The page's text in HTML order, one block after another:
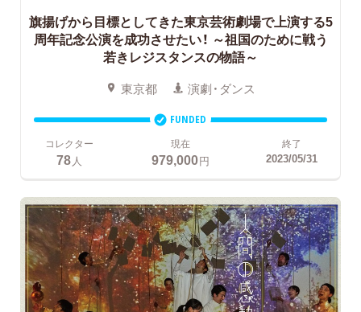
旗揚げから目標としてきた東京芸術劇場で上演する5
周年記念公演を成功させたい！ ～祖国のために戦う
若きレジスタンスの物語～
東京都 演劇・ダンス
FUNDED
コレクター
78 人
現在
979,000円
終了
2023/05/31